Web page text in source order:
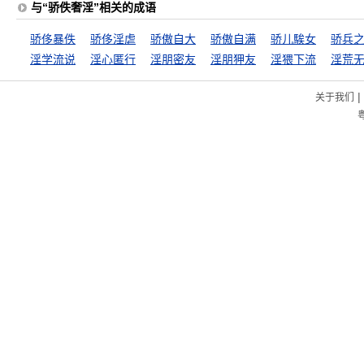
与“骄佚奢淫”相关的成语
骄侈暴佚 骄侈淫虐 骄傲自大 骄傲自满 骄儿騃女
骄兵
淫学流说
淫心匿行 淫朋密友 淫朋狎友 淫猥下流 淫荒
关于我们 |